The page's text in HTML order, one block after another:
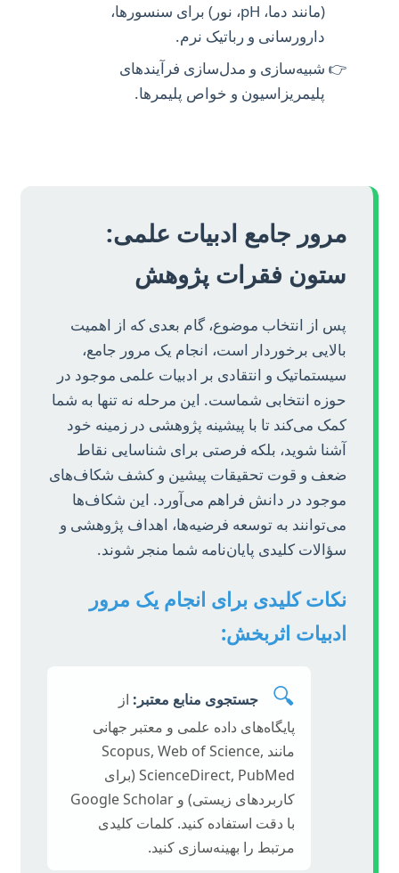
(مانند دما، pH، نور) برای سنسورها،
دارورسانی و رباتیک نرم.
شبیه‌سازی و مدل‌سازی فرآیندهای
پلیمریزاسیون و خواص پلیمرها.
مرور جامع ادبیات علمی:
ستون فقرات پژوهش
پس از انتخاب موضوع، گام بعدی که از اهمیت
بالایی برخوردار است، انجام یک مرور جامع،
سیستماتیک و انتقادی بر ادبیات علمی موجود در
حوزه انتخابی شماست. این مرحله نه تنها به شما
کمک می‌کند تا با پیشینه پژوهشی در زمینه خود
آشنا شوید، بلکه فرصتی برای شناسایی نقاط
ضعف و قوت تحقیقات پیشین و کشف شکاف‌های
موجود در دانش فراهم می‌آورد. این شکاف‌ها
می‌توانند به توسعه فرضیه‌ها، اهداف پژوهشی و
سؤالات کلیدی پایان‌نامه شما منجر شوند.
نکات کلیدی برای انجام یک مرور
ادبیات اثربخش:
🔍 جستجوی منابع معتبر: از
پایگاه‌های داده علمی و معتبر جهانی
مانند Scopus, Web of Science,
ScienceDirect, PubMed (برای
کاربردهای زیستی) و Google Scholar
با دقت استفاده کنید. کلمات کلیدی
مرتبط را بهینه‌سازی کنید.